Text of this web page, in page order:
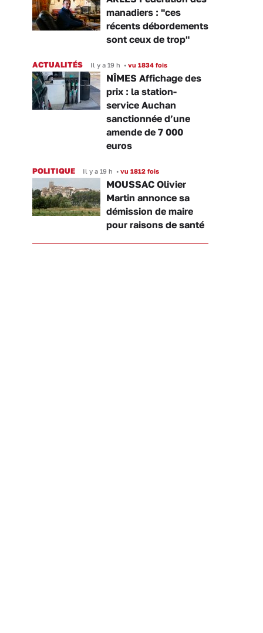
manadiers : "ces
récents débordements
sont ceux de trop"
ACTUALITÉS Il y a 19 h • vu 1834 fois
NÎMES Affichage des
prix : la station-
service Auchan
sanctionnée d’une
amende de 7 000
euros
POLITIQUE Il y a 19 h • vu 1812 fois
MOUSSAC Olivier
Martin annonce sa
démission de maire
pour raisons de santé